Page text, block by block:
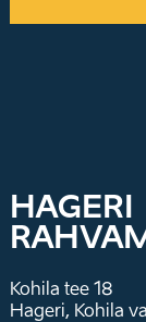
HAGERI
Kohila tee 18
Hageri, Kohila